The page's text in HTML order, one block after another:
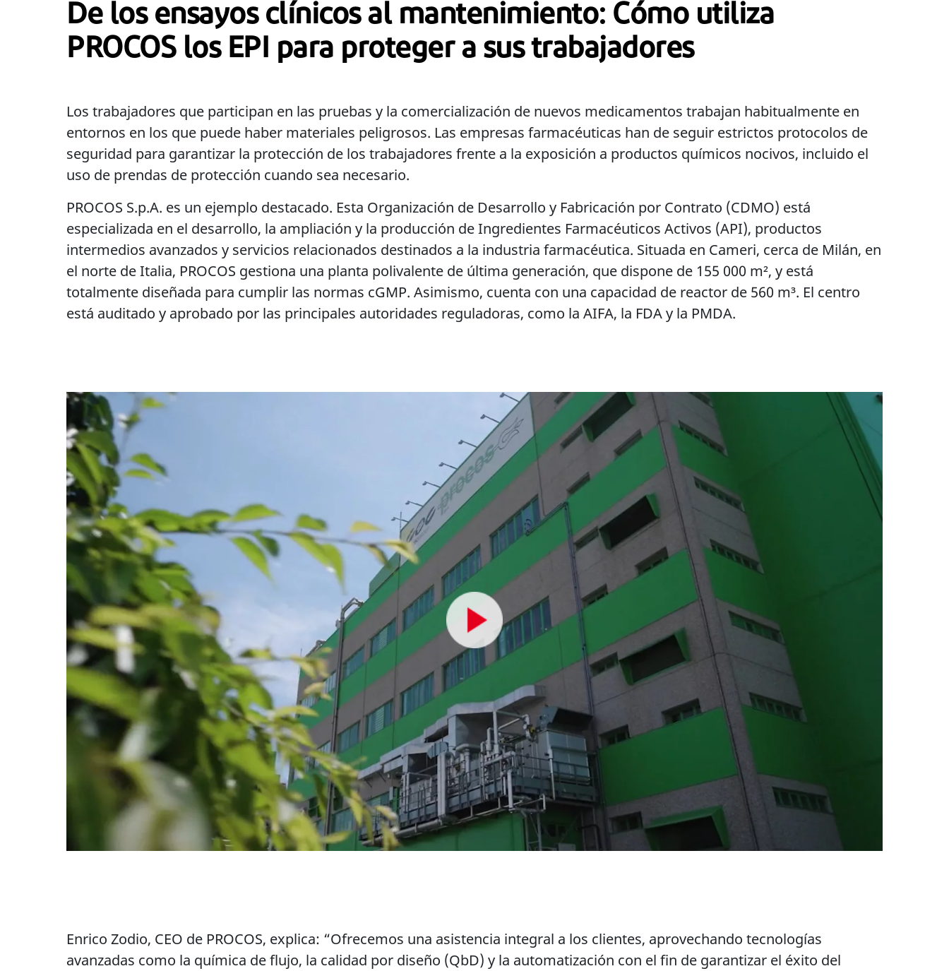
De los ensayos clínicos al mantenimiento: Cómo utiliza
PROCOS los EPI para proteger a sus trabajadores
Los trabajadores que participan en las pruebas y la comercialización de nuevos medicamentos trabajan habitualmente en
entornos en los que puede haber materiales peligrosos. Las empresas farmacéuticas han de seguir estrictos protocolos de
seguridad para garantizar la protección de los trabajadores frente a la exposición a productos químicos nocivos, incluido el
uso de prendas de protección cuando sea necesario.
PROCOS S.p.A. es un ejemplo destacado. Esta Organización de Desarrollo y Fabricación por Contrato (CDMO) está
especializada en el desarrollo, la ampliación y la producción de Ingredientes Farmacéuticos Activos (API), productos
intermedios avanzados y servicios relacionados destinados a la industria farmacéutica. Situada en Cameri, cerca de Milán, en
el norte de Italia, PROCOS gestiona una planta polivalente de última generación, que dispone de 155 000 m², y está
totalmente diseñada para cumplir las normas cGMP. Asimismo, cuenta con una capacidad de reactor de 560 m³. El centro
está auditado y aprobado por las principales autoridades reguladoras, como la AIFA, la FDA y la PMDA.
Enrico Zodio, CEO de PROCOS, explica: “Ofrecemos una asistencia integral a los clientes, aprovechando tecnologías
avanzadas como la química de flujo, la calidad por diseño (QbD) y la automatización con el fin de garantizar el éxito del